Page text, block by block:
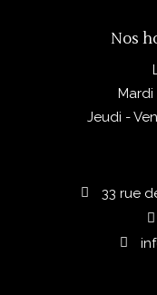
Nos
Mardi
Jeudi -
33 rue